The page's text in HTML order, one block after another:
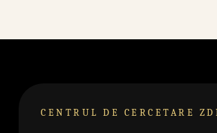
CENTRUL DE CERCETARE